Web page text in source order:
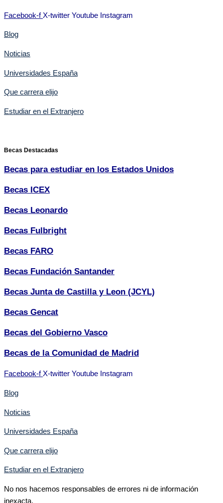
Facebook-f X-twitter Youtube Instagram
Blog
Noticias
Universidades España
Que carrera elijo
Estudiar en el Extranjero
Becas Destacadas
Becas para estudiar en los Estados Unidos
Becas ICEX
Becas Leonardo
Becas Fulbright
Becas FARO
Becas Fundación Santander
Becas Junta de Castilla y Leon (JCYL)
Becas Gencat
Becas del Gobierno Vasco
Becas de la Comunidad de Madrid
Facebook-f X-twitter Youtube Instagram
Blog
Noticias
Universidades España
Que carrera elijo
Estudiar en el Extranjero
No nos hacemos responsables de errores ni de información
inexacta.